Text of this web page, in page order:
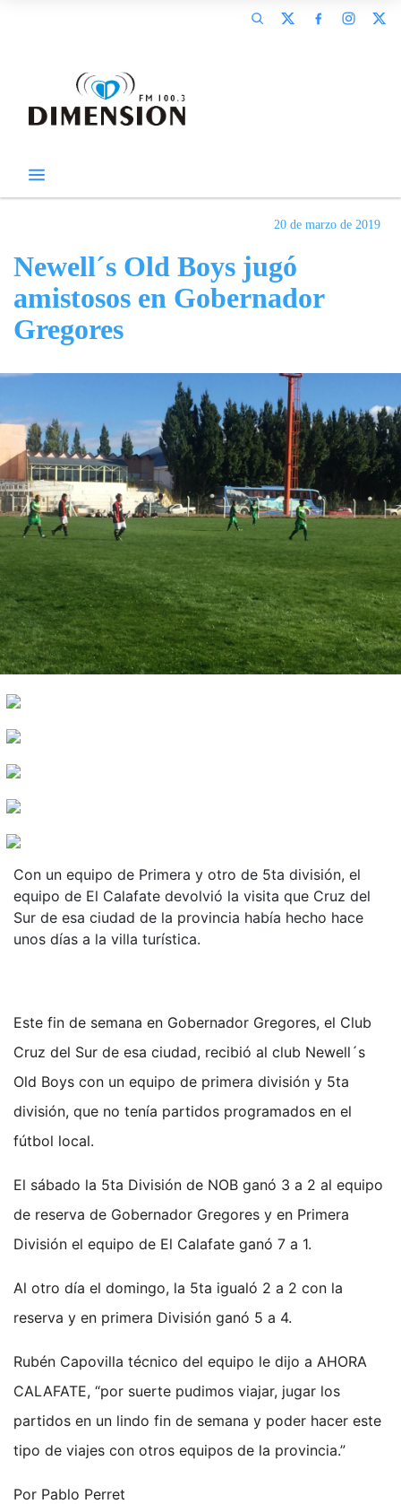
20 de marzo de 2019
Newell´s Old Boys jugó
amistosos en Gobernador
Gregores
Con un equipo de Primera y otro de 5ta división, el
equipo de El Calafate devolvió la visita que Cruz del
Sur de esa ciudad de la provincia había hecho hace
unos días a la villa turística.
Este fin de semana en Gobernador Gregores, el Club
Cruz del Sur de esa ciudad, recibió al club Newell´s
Old Boys con un equipo de primera división y 5ta
división, que no tenía partidos programados en el
fútbol local.
El sábado la 5ta División de NOB ganó 3 a 2 al equipo
de reserva de Gobernador Gregores y en Primera
División el equipo de El Calafate ganó 7 a 1.
Al otro día el domingo, la 5ta igualó 2 a 2 con la
reserva y en primera División ganó 5 a 4.
Rubén Capovilla técnico del equipo le dijo a AHORA
CALAFATE, “por suerte pudimos viajar, jugar los
partidos en un lindo fin de semana y poder hacer este
tipo de viajes con otros equipos de la provincia.”
Por Pablo Perret